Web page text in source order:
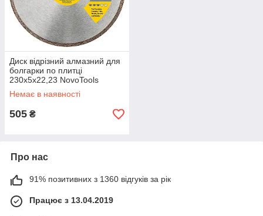
Диск відрізний алмазний для
болгарки по плитці
230х5х22,23 NovoTools
Standard
Немає в наявності
505 ₴
Про нас
91% позитивних з 1360 відгуків за рік
Працює з 13.04.2019